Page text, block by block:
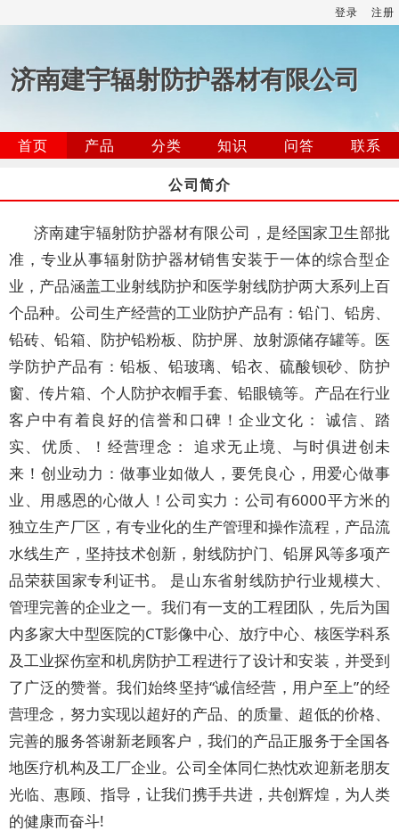
登录 注册
济南建宇辐射防护器材有限公司
首页 产品 分类 知识 问答
联系
公司简介
济南建宇辐射防护器材有限公司，是经国家卫生部批
准，专业从事辐射防护器材销售安装于一体的综合型企
业，产品涵盖工业射线防护和医学射线防护两大系列上百
个品种。公司生产经营的工业防护产品有：铅门、铅房、
铅砖、铅箱、防护铅粉板、防护屏、放射源储存罐等。医
学防护产品有：铅板、铅玻璃、铅衣、硫酸钡砂、防护
窗、传片箱、个人防护衣帽手套、铅眼镜等。产品在行业
客户中有着良好的信誉和口碑！企业文化： 诚信、踏
实、优质、！经营理念： 追求无止境、与时俱进创未
来！创业动力：做事业如做人，要凭良心，用爱心做事
业、用感恩的心做人！公司实力：公司有6000平方米的
独立生产厂区，有专业化的生产管理和操作流程，产品流
水线生产，坚持技术创新，射线防护门、铅屏风等多项产
品荣获国家专利证书。 是山东省射线防护行业规模大、
管理完善的企业之一。我们有一支的工程团队，先后为国
内多家大中型医院的CT影像中心、放疗中心、核医学科系
及工业探伤室和机房防护工程进行了设计和安装，并受到
了广泛的赞誉。我们始终坚持“诚信经营，用户至上”的经
营理念，努力实现以超好的产品、的质量、超低的价格、
完善的服务答谢新老顾客户，我们的产品正服务于全国各
地医疗机构及工厂企业。公司全体同仁热忱欢迎新老朋友
光临、惠顾、指导，让我们携手共进，共创辉煌，为人类
的健康而奋斗!